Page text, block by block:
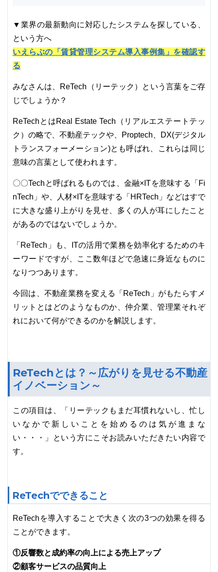
▼業界の最新動向に対応したシステムを探している、
という方へ
いえらぶの「賃貸管理システム導入事例集」を確認す
る
みなさんは、ReTech（リーテック）という言葉をご存
じでしょうか？
ReTechとはReal Estate Tech（リアルエステートテッ
ク）の略で、不動産テックや、Proptech、DX(デジタル
トランスフォーメーション)とも呼ばれ、これらは同じ
意味の言葉として使われます。
〇〇Techと呼ばれるものでは、金融×ITを意味する「Fi
nTech」や、人材×ITを意味する「HRTech」などはすで
に大きな盛り上がりを見せ、多くの人が耳にしたこと
があるのではないでしょうか。
「ReTech」も、ITの活用で業務を効率化するためのキ
ーワードですが、ここ数年ほどで急速に身近なものに
なりつつあります。
今回は、不動産業務を変える「ReTech」がもたらすメ
リットとはどのようなものか、仲介業、管理業それぞ
れにおいて何ができるのかを解説します。
ReTechとは？～広がりを見せる不動産
イノベーション～
この項目は、「リーテックもまだ耳慣れないし、忙し
いなかで新しいことを始めるのは気が進まな
い・・・」という方にこそお読みいただきたい内容で
す。
ReTechでできること
ReTechを導入することで大きく次の3つの効果を得る
ことができます。
①反響数と成約率の向上による売上アップ
②顧客サービスの品質向上